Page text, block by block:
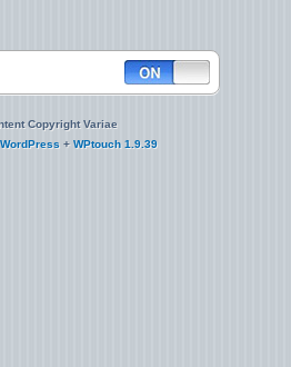
Copyright Variae
WordPress + WPtouch 1.9.39